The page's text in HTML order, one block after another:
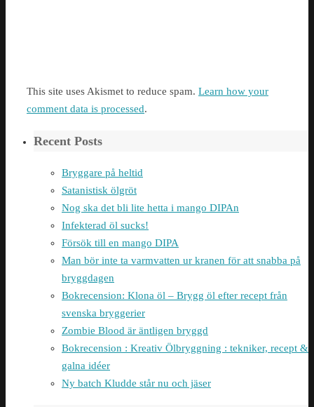
This site uses Akismet to reduce spam. Learn how your
comment data is processed.
Recent Posts
Bryggare på heltid
Satanistisk ölgröt
Nog ska det bli lite hetta i mango DIPAn
Infekterad öl sucks!
Försök till en mango DIPA
Man bör inte ta varmvatten ur kranen för att snabba på
bryggdagen
Bokrecension: Klona öl – Brygg öl efter recept från
svenska bryggerier
Zombie Blood är äntligen bryggd
Bokrecension : Kreativ Ölbryggning : tekniker, recept &
galna idéer
Ny batch Kludde står nu och jäser